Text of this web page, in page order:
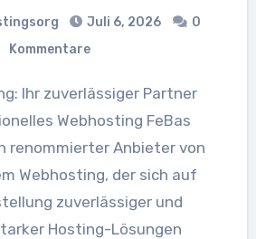
Juli 6, 2026
0
Kommentare
Webhosting FeBas
renommierter Anbieter von
Webhosting, der sich auf
zuverlässiger und
Hosting-Lösungen